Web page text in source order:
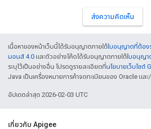
ส่งความคิดเห็น
เนื้อหาของหน้าเว็บนี้ได้รับอนุญาตภายใต้ใบอนุญาตที่ต้อง
มอนส์ 4.0 และตัวอย่างโค้ดได้รับอนุญาตภายใต้ใบอนุญา
ระบุไว้เป็นอย่างอื่น โปรดดูรายละเอียดที่นโยบายเว็บไซต์
Java เป็นเครื่องหมายการค้าจดทะเบียนของ Oracle และ
อัปเดตล่าสุด 2026-02-03 UTC
เกี่ยวกับ Apigee